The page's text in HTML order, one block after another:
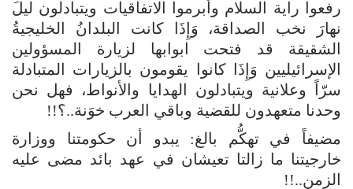
رفعوا راية السلام وأبرموا الاتفاقيات ويتبادلون ليلَ
نهارَ نخب الصداقة، وَإِذَا كانت البلدانُ الخليجيةُ
الشقيقة قد فتحت ابوابها لزيارة المسؤولين
الإسرائيليين وَإِذَا كانوا يقومون بالزيارات المتبادلة
سرّاً وعلانية ويتبادلون الهدايا والأنواط، فهل نحن
وحدنا متعهدون للقضية وباقي العرب خوَنة..؟!!
مضيفاً في تهكُّم بالغ: يبدو أن حكومتنا ووزارة
خارجيتنا ما زالتا تعيشان في عهد بائد مضى عليه
الزمن..!!